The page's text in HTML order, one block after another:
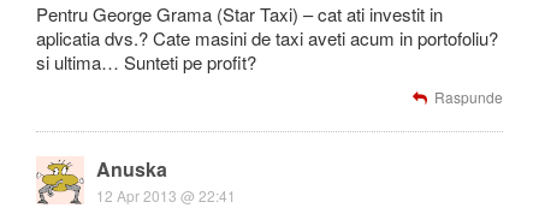
Pentru George Grama (Star Taxi) – cat ati investit in
aplicatia dvs.? Cate masini de taxi aveti acum in portofoliu?
si ultima… Sunteti pe profit?
Raspunde
Anuska
12 Apr 2013 @ 22:41